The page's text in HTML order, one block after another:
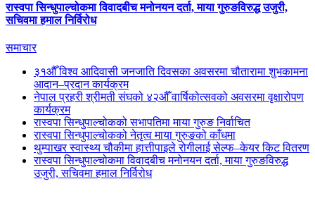
रास्वपा सिन्धुपाल्चोकमा विवादबीच मनोनयन दर्ता, माया गुरुङविरुद्ध उजुरी,
सचिवमा हमाल निर्विरोध
समाचार
३१औँ विश्व आदिवासी जनजाति दिवसका अवसरमा चौतारामा शुभकामना
आदान–प्रदान कार्यक्रम
नेपाल प्रहरी श्रीमती संघको ४२औँ वार्षिकोत्सवको अवसरमा वृक्षारोपण
कार्यक्रम
रास्वपा सिन्धुपाल्चोकको सभापतिमा माया गुरुङ निर्वाचित
रास्वपा सिन्धुपाल्चोकको नेतृत्व माया गुरुङको काँधमा
थुम्पाखर स्वास्थ्य चौकीमा हात्तीपाइले रोगीलाई सेल्फ–केयर किट वितरण
रास्वपा सिन्धुपाल्चोकमा विवादबीच मनोनयन दर्ता, माया गुरुङविरुद्ध
उजुरी, सचिवमा हमाल निर्विरोध